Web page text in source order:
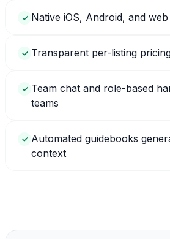
✓ Native iOS, Android, and
✓ Transparent per-listing
✓ Team chat and role-based
teams
✓ Automated guidebooks
context